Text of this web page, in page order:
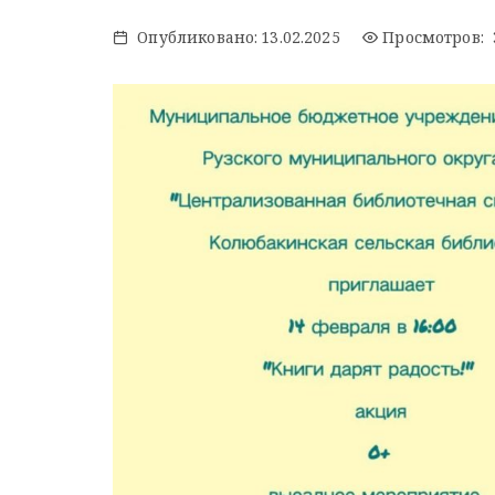
Опубликовано: 13.02.2025 Просмотров: